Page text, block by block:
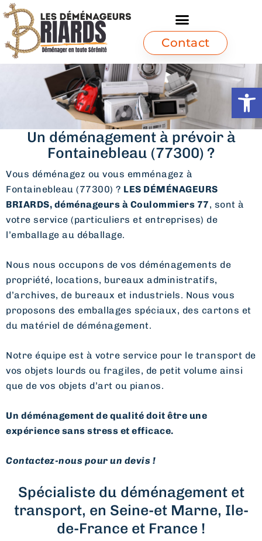
Ouvrir
Contact
Un déménagement à prévoir à
Fontainebleau (77300) ?
Vous déménagez ou vous emménagez à
Fontainebleau (77300) ? LES DÉMÉNAGEURS
BRIARDS, déménageurs à Coulommiers 77, sont à
votre service (particuliers et entreprises) de
l’emballage au déballage.
Nous nous occupons de vos déménagements de
propriété, locations, bureaux administratifs,
d’archives, de bureaux et industriels. Nous vous
proposons des emballages spéciaux, des cartons et
du matériel de déménagement.
Notre équipe est à votre service pour le transport de
vos objets lourds ou fragiles, de petit volume ainsi
que de vos objets d’art ou pianos.
Un déménagement de qualité doit être une
expérience sans stress et efficace.
Contactez-nous pour un devis !
Spécialiste du déménagement et
transport, en Seine-et Marne, Ile-
de-France et France !